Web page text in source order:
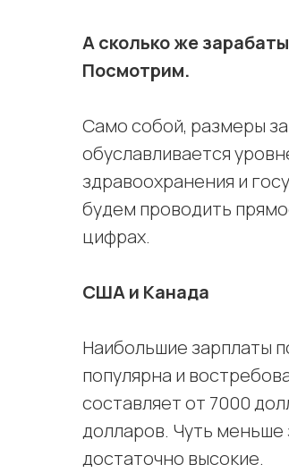
А сколько же
Посмотрим.
Само собой, размеры
обуславливается
здравоохранения и
будем проводить
цифрах.
США и Канада
Наибольшие зарплаты
популярна и
составляет от 7000
долларов. Чуть меньше
достаточно высокие.